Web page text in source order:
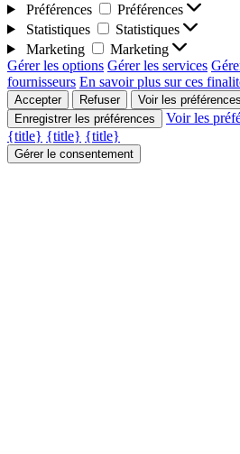
Préférences
Préférences
Statistiques
Statistiques
Marketing
Marketing
Gérer les options Gérer les services
fournisseurs En savoir plus sur ces
Accepter Refuser
Voir les préférences
Enregistrer les préférences
Voir les
{title} {title} {title}
Gérer le consentement